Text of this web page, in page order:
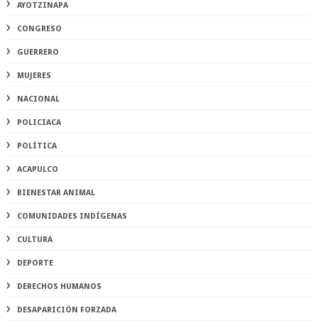
AYOTZINAPA
CONGRESO
GUERRERO
MUJERES
NACIONAL
POLICIACA
POLÍTICA
ACAPULCO
BIENESTAR ANIMAL
COMUNIDADES INDÍGENAS
CULTURA
DEPORTE
DERECHOS HUMANOS
DESAPARICIÓN FORZADA